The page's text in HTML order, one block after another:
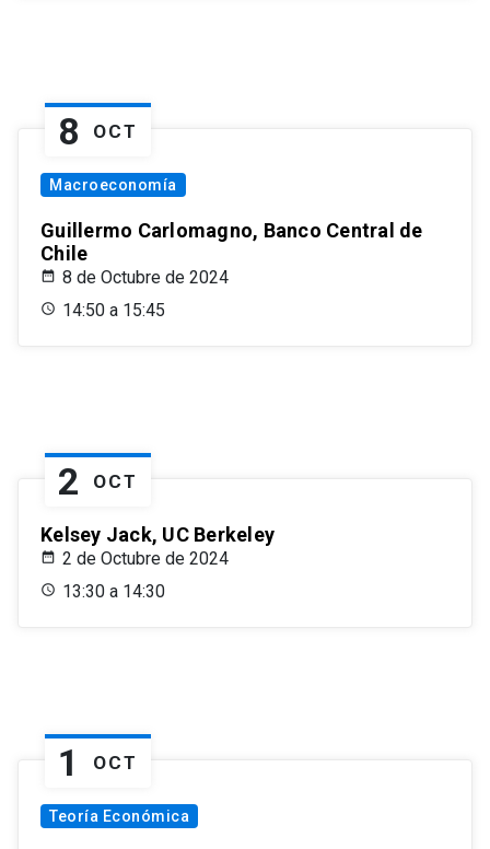
8 OCT
Macroeconomía
Guillermo Carlomagno, Banco Central de
Chile
8 de Octubre de 2024
14:50 a 15:45
2 OCT
Kelsey Jack, UC Berkeley
2 de Octubre de 2024
13:30 a 14:30
1 OCT
Teoría Económica